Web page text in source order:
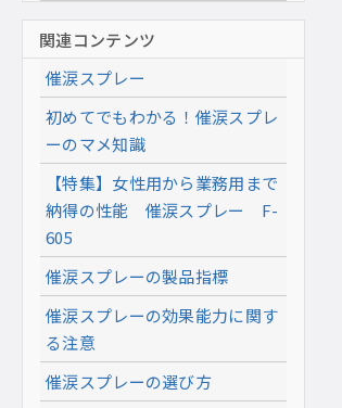
関連コンテンツ
催涙スプレー
初めてでもわかる！催涙スプレ
ーのマメ知識
【特集】女性用から業務用まで
納得の性能 催涙スプレー F-
605
催涙スプレーの製品指標
催涙スプレーの効果能力に関す
る注意
催涙スプレーの選び方